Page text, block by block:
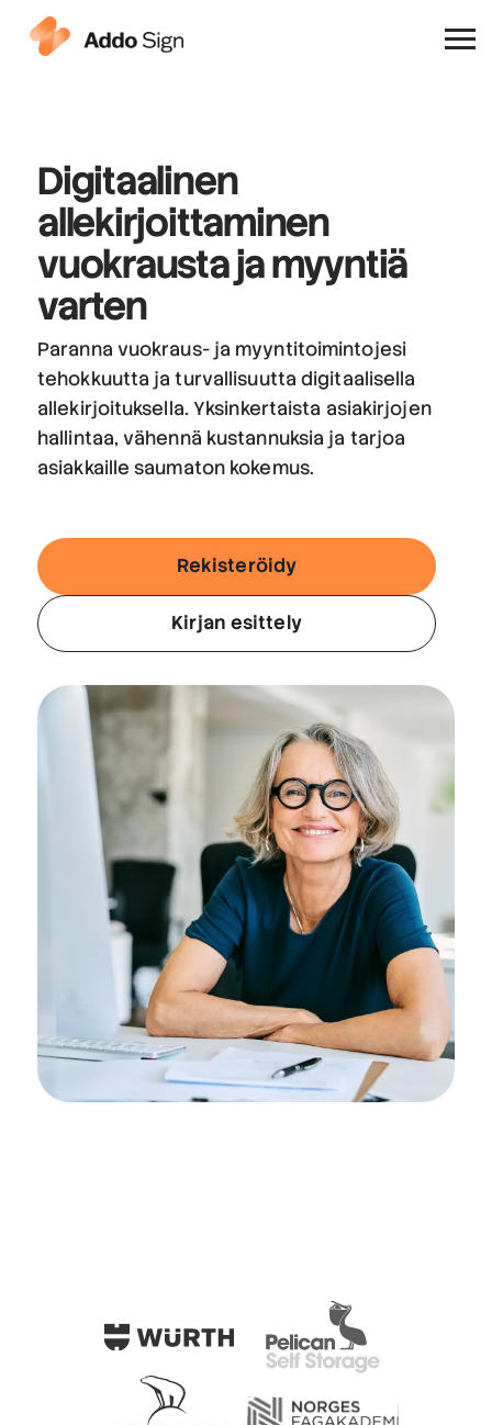
Miksi Addo Sign
Digitaalinen
allekirjoittaminen
vuokrausta ja myyntiä
varten
Paranna vuokraus- ja myyntitoimintojesi
tehokkuutta ja turvallisuutta digitaalisella
allekirjoituksella. Yksinkertaista asiakirjojen
hallintaa, vähennä kustannuksia ja tarjoa
asiakkaille saumaton kokemus.
Rekisteröidy
Kirjan esittely